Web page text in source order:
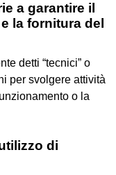
a garantire il
la fornitura del
detti “tecnici” o
per svolgere attività
o la
di